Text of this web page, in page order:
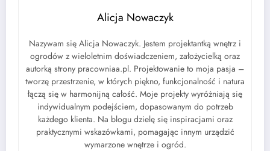
Alicja Nowaczyk
Nazywam się Alicja Nowaczyk. Jestem projektantką wnętrz i
ogrodów z wieloletnim doświadczeniem, założycielką oraz
autorką strony pracowniaa.pl. Projektowanie to moja pasja –
tworzę przestrzenie, w których piękno, funkcjonalność i natura
łączą się w harmonijną całość. Moje projekty wyróżniają się
indywidualnym podejściem, dopasowanym do potrzeb
każdego klienta. Na blogu dzielę się inspiracjami oraz
praktycznymi wskazówkami, pomagając innym urządzić
wymarzone wnętrze i ogród.